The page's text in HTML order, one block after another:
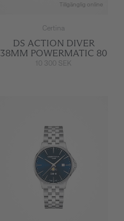
Tillgänglig online
Certina
DS ACTION DIVER
38MM POWERMATIC 80
10 300 SEK